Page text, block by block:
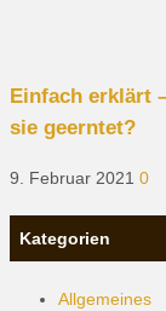
Einfach erklärt
sie geerntet?
9. Februar 2021 0
Kategorien
Allgemeines